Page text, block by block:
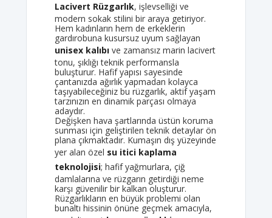
Lacivert Rüzgarlık, işlevselliği ve
modern sokak stilini bir araya getiriyor.
Hem kadınların hem de erkeklerin
gardırobuna kusursuz uyum sağlayan
unisex kalıbıve zamansız marin lacivert
tonu, şıklığı teknik performansla
buluşturur. Hafif yapısı sayesinde
çantanızda ağırlık yapmadan kolayca
taşıyabileceğiniz bu rüzgarlık, aktif yaşam
tarzınızın en dinamik parçası olmaya
adaydır.
Değişken hava şartlarında üstün koruma
sunması için geliştirilen teknik detaylar ön
plana çıkmaktadır. Kumaşın dış yüzeyinde
yer alan özel su itici kaplama
teknolojisi; hafif yağmurlara, çiğ
damlalarına ve rüzgarın getirdiği neme
karşı güvenilir bir kalkan oluşturur.
Rüzgarlıkların en büyük problemi olan
bunaltı hissinin önüne geçmek amacıyla,